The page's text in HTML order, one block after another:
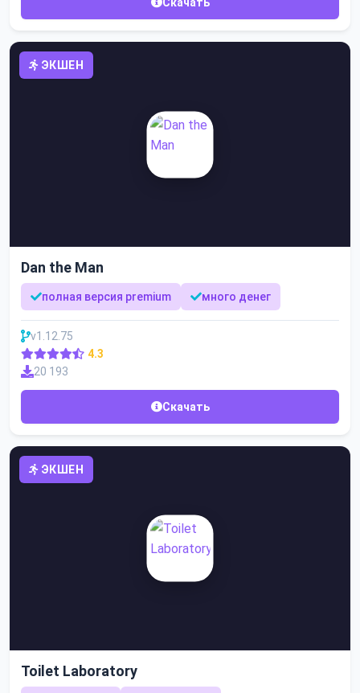
Скачать
ЭКШЕН
Dan the Man
полная версия premium много денег
v1.12.75
4.3
20 193
Скачать
ЭКШЕН
Toilet Laboratory